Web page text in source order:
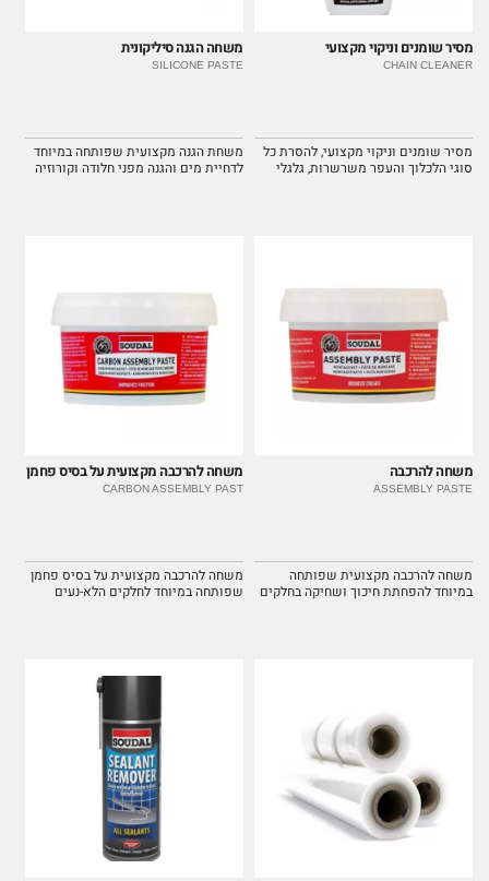
מסיר שומנים וניקוי מקצועי
CHAIN CLEANER
מסיר שומנים וניקוי מקצועי, להסרת כל
סוגי הלכלוך והעפר משרשרות, גלגלי
משחה הגנה סיליקונית
SILICONE PASTE
משחת הגנה מקצועית שפותחה במיוחד
לדחיית מים והגנה מפני חלודה וקורוזיה
משחה להרכבה
ASSEMBLY PASTE
משחה להרכבה מקצועית שפותחה
במיוחד להפחתת חיכוך ושחיקה בחלקים
משחה להרכבה מקצועית על בסיס פחמן
CARBON ASSEMBLY PAST
משחה להרכבה מקצועית על בסיס פחמן
שפותחה במיוחד לחלקים הלא-נעים